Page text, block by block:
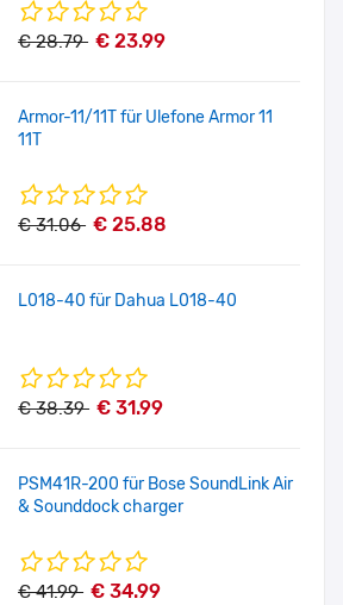
€ 28.79 € 23.99
Armor-11/11T für Ulefone Armor 11
11T
€ 31.06 € 25.88
L018-40 für Dahua L018-40
€ 38.39 € 31.99
PSM41R-200 für Bose SoundLink Air
& Sounddock charger
€ 41.99 € 34.99